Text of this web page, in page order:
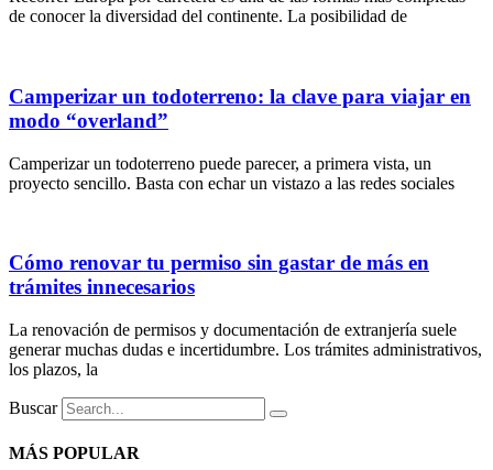
de conocer la diversidad del continente. La posibilidad de
Camperizar un todoterreno: la clave para viajar en
modo “overland”
Camperizar un todoterreno puede parecer, a primera vista, un
proyecto sencillo. Basta con echar un vistazo a las redes sociales
Cómo renovar tu permiso sin gastar de más en
trámites innecesarios
La renovación de permisos y documentación de extranjería suele
generar muchas dudas e incertidumbre. Los trámites administrativos,
los plazos, la
Buscar
MÁS POPULAR